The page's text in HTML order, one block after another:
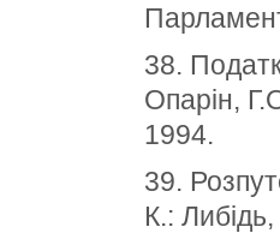
38.
Опарін,
1994.
39.
К.: